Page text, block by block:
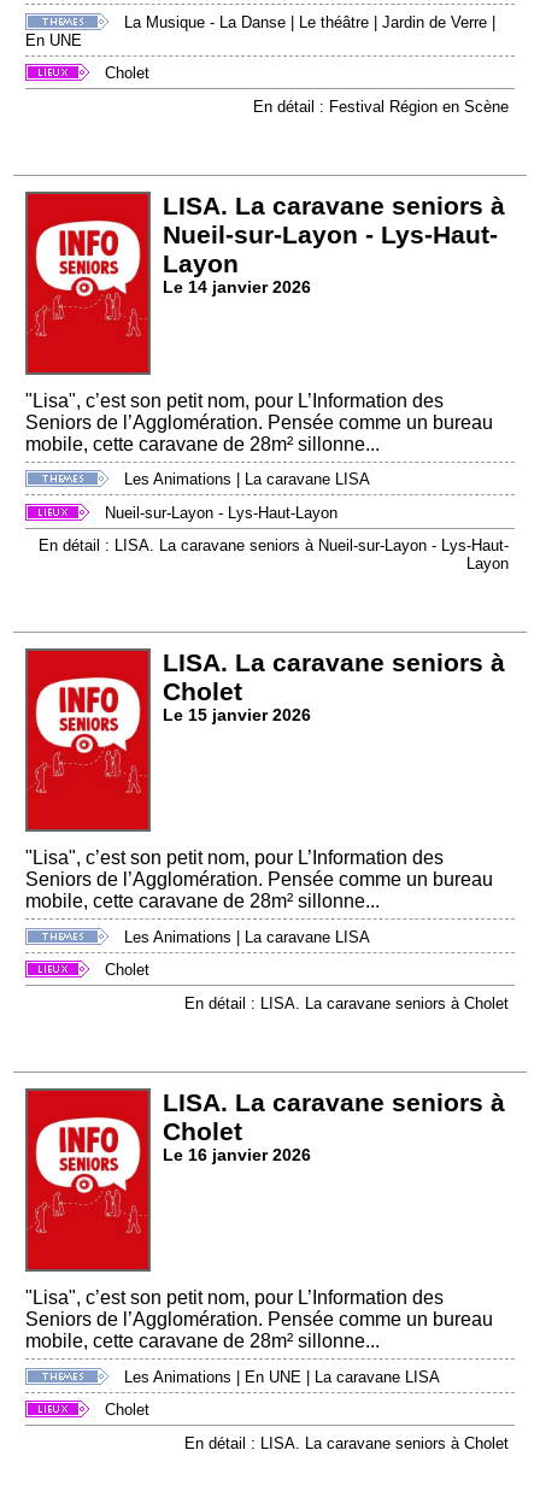
La Musique - La Danse | Le théâtre |Jardin de Verre |
En UNE
Cholet
En détail : Festival Région en Scène
LISA. La caravane seniors à
Nueil-sur-Layon - Lys-Haut-
Layon
Le 14 janvier 2026
"Lisa", c’est son petit nom, pour L’Information des
Seniors de l’Agglomération. Pensée comme un bureau
mobile, cette caravane de 28m² sillonne...
Les Animations
La caravane LISA
Nueil-sur-Layon - Lys-Haut-Layon
En détail : LISA. La caravane seniors à Nueil-sur-Layon - Lys-Haut-
Layon
LISA. La caravane seniors à
Cholet
Le 15 janvier 2026
"Lisa", c’est son petit nom, pour L’Information des
Seniors de l’Agglomération. Pensée comme un bureau
mobile, cette caravane de 28m² sillonne...
Les Animations
La caravane LISA
Cholet
En détail : LISA. La caravane seniors à Cholet
LISA. La caravane seniors à
Cholet
Le 16 janvier 2026
"Lisa", c’est son petit nom, pour L’Information des
Seniors de l’Agglomération. Pensée comme un bureau
mobile, cette caravane de 28m² sillonne...
Les Animations | En UNE | La caravane LISA
Cholet
En détail : LISA. La caravane seniors à Cholet